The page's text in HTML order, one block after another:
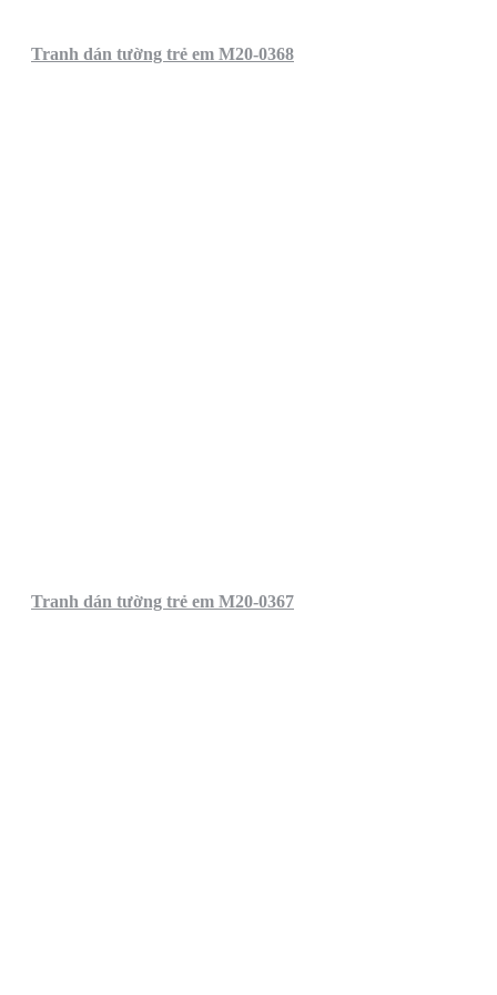
Tranh dán tường trẻ em M20-0368
Tranh dán tường trẻ em M20-0367